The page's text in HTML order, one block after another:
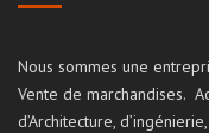
Nous sommes une
Vente de marchandises.
d’Architecture,